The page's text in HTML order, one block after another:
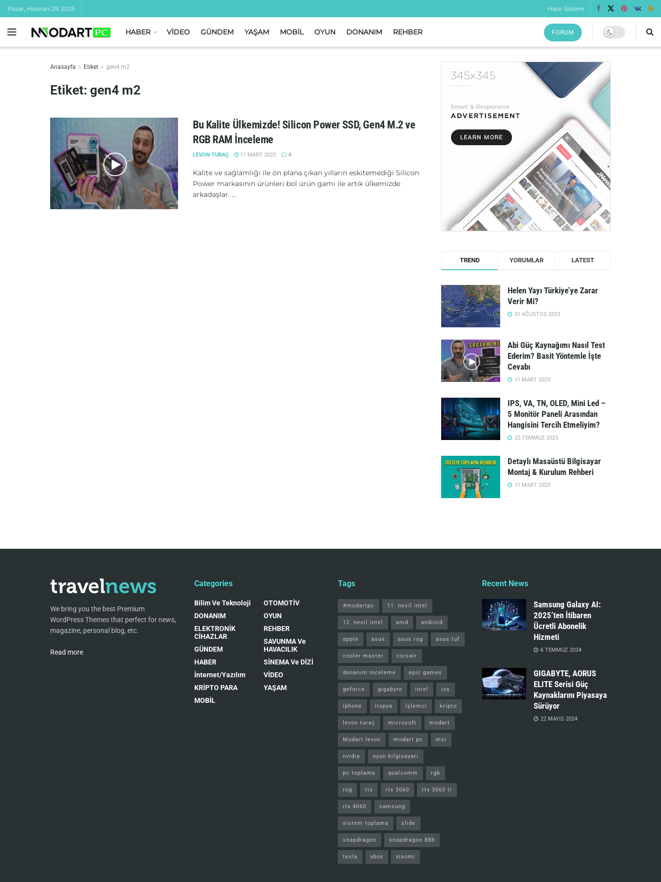
Pazar, Haziran 29, 2025 Hazır Sistem
HABER VİDEO GÜNDEM YAŞAM MOBİL OYUN DONANIM REHBER FORUM
Anasayfa Etiket gen4 m2
Etiket: gen4 m2
Bu Kalite Ülkemizde! Silicon Power SSD, Gen4 M.2 ve
RGB RAM İnceleme
LEVON TURAÇ 11 MART 2023 4
Kalite ve sağlamlığı ile ön plana çıkan yılların eskitemediği Silicon
Power markasının ürünleri bol ürün gamı ile artık ülkemizde
arkadaşlar. ...
TREND YORUMLAR LATEST
Helen Yayı Türkiye’ye Zarar
Verir Mi?
31 AĞUSTOS 2023
Abi Güç Kaynağımı Nasıl Test
Ederim? Basit Yöntemle İşte
Cevabı
11 MART 2023
IPS, VA, TN, OLED, Mini Led –
5 Monitör Paneli Arasından
Hangisini Tercih Etmeliyim?
22 TEMMUZ 2023
Detaylı Masaüstü Bilgisayar
Montaj & Kurulum Rehberi
11 MART 2023
We bring you the best Premium
WordPress Themes that perfect for news,
magazine, personal blog, etc.
Read more
Categories
Bilim Ve Teknoloji
DONANIM
ELEKTRONİK
CİHAZLAR
GÜNDEM
HABER
İnternet/Yazılım
KRİPTO PARA
MOBİL
OTOMOTİV
OYUN
REHBER
SAVUNMA Ve
HAVACILIK
SİNEMA Ve DİZİ
VİDEO
YAŞAM
Tags
#modartpc 11. nesil intel
12. nesil intel amd android
apple asus asus rog asus tuf
cooler master corsair
donanım inceleme epic games
geforce gigabyte intel ios
iphone itopya işlemci kripto
levon turaç microsoft modart
Modart levon modart pc msi
nvidia oyun bilgisayarı
pc toplama qualcomm rgb
rog rtx rtx 3060 rtx 3060 ti
rtx 4060 samsung
sistem toplama slide
snapdragon snapdragon 888
tesla xbox xiaomi
Recent News
Samsung Galaxy AI:
2025’ten İtibaren
Ücretli Abonelik
Hizmeti
6 TEMMUZ 2024
GIGABYTE, AORUS
ELITE Serisi Güç
Kaynaklarını Piyasaya
Sürüyor
22 MAYIS 2024